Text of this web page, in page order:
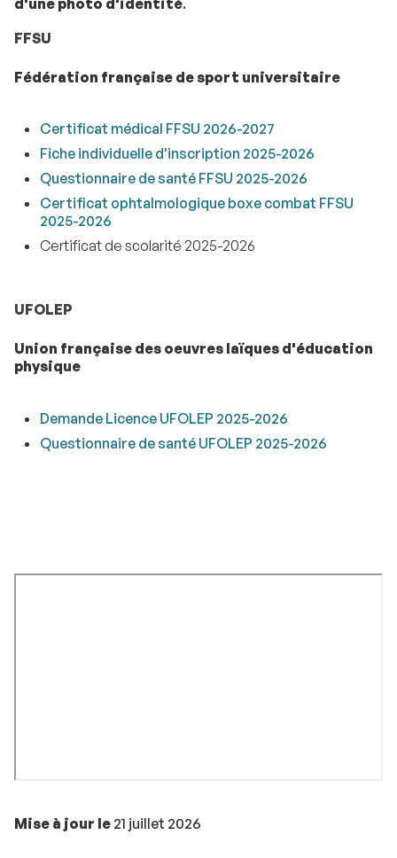
d'une photo d'identité.
FFSU
Fédération française de sport universitaire
Certificat médical FFSU 2026-2027
Fiche individuelle d'inscription 2025-2026
Questionnaire de santé FFSU 2025-2026
Certificat ophtalmologique boxe combat FFSU
2025-2026
Certificat de scolarité 2025-2026
UFOLEP
Union française des oeuvres laïques d'éducation
physique
Demande Licence UFOLEP 2025-2026
Questionnaire de santé UFOLEP 2025-2026
Mise à jour le 21 juillet 2026